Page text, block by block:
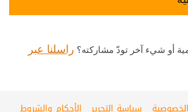
أو شيء آخر تودّ مشاركته؟ راسلنا عبر